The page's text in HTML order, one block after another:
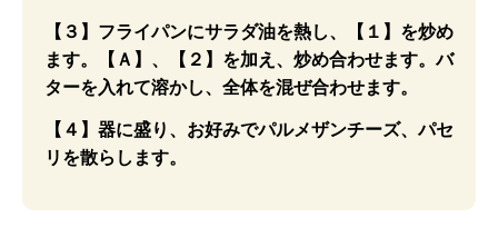
【３】フライパンにサラダ油を熱し、【１】を炒め
ます。【Ａ】、【２】を加え、炒め合わせます。バ
ターを入れて溶かし、全体を混ぜ合わせます。
【４】器に盛り、お好みでパルメザンチーズ、パセ
リを散らします。